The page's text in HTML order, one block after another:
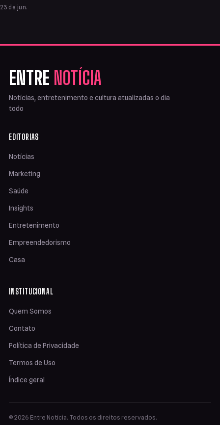
23 de jun.
ENTRE NOTÍCIA
Notícias, entretenimento e cultura atualizadas o dia
todo
EDITORIAS
Notícias
Marketing
Saúde
Insights
Entretenimento
Empreendedorismo
Casa
INSTITUCIONAL
Quem Somos
Contato
Política de Privacidade
Termos de Uso
Índice geral
© 2026 Entre Notícia. Todos os direitos reservados.